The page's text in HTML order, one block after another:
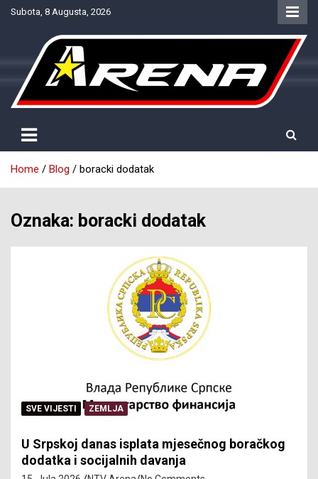
SkipSubota, 8 Augusta, 2026
NTV Arena
Home Blog boracki dodatak
Oznaka: boracki dodatak
SVE VIJESTI ZEMLJA
U Srpskoj danas isplata mjesečnog boračkog
dodatka i socijalnih davanja